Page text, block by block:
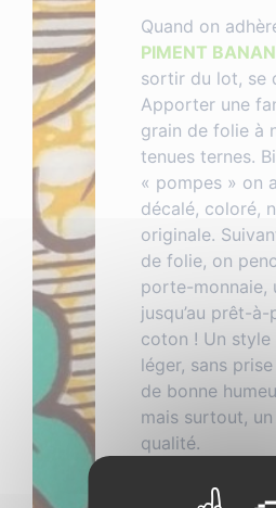
Quand on
PIMENT
sortir du lot, se
Apporter une
grain de folie à
tenues ternes.
« pompes » on
décalé, coloré,
originale.
de folie, on
porte-monnaie,
jusqu’au prêt-
coton ! Un style
léger, sans
de bonne
mais surtout,
qualité.